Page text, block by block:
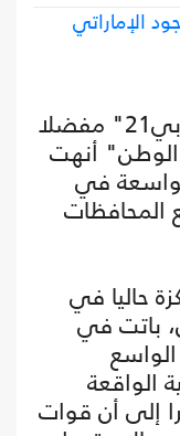
الإماراتي
وقال المصدر في تصريح لـ"عربي21" مفضلا
أنهت
في
المحافظات
حاليا في
باتت في
الواسع
الواقعة
إلى أن قوات